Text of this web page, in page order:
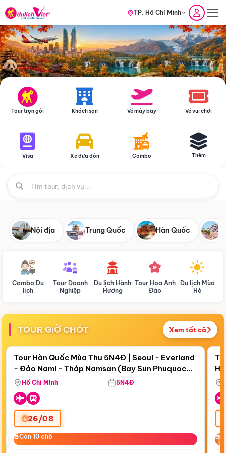
TP. Hồ Chí Minh
Tour trọn gói Khách sạn Vé máy bay Vé vui chơi
Visa Xe đưa đón Combo Thêm
Nội địa Trung Quốc Hàn Quốc
Combo Du
lịch
Tour Doanh
Nghiệp
Du lịch Hành
Hương
Tour Hoa Anh
Đào
Du lịch Mùa
Hè
TOUR GIỜ CHÓT Xem tất cả
Còn18 ngày 16:10:17
Bay Sun Phuquoc Airways
Điểm nổi bật
Tour Hàn Quốc Mùa Thu 5N4Đ | Seoul - Everland
- Đảo Nami - Tháp Namsan (Bay Sun Phuquoc
Airways)
Hồ Chí Minh 5N4Đ
26/08
Còn 10 chỗ
Còn 10 chỗ